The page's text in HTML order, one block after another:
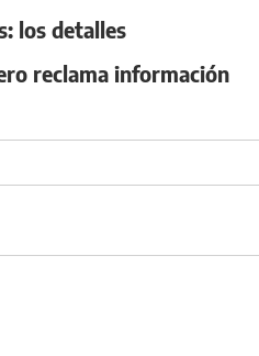
los detalles
reclama información